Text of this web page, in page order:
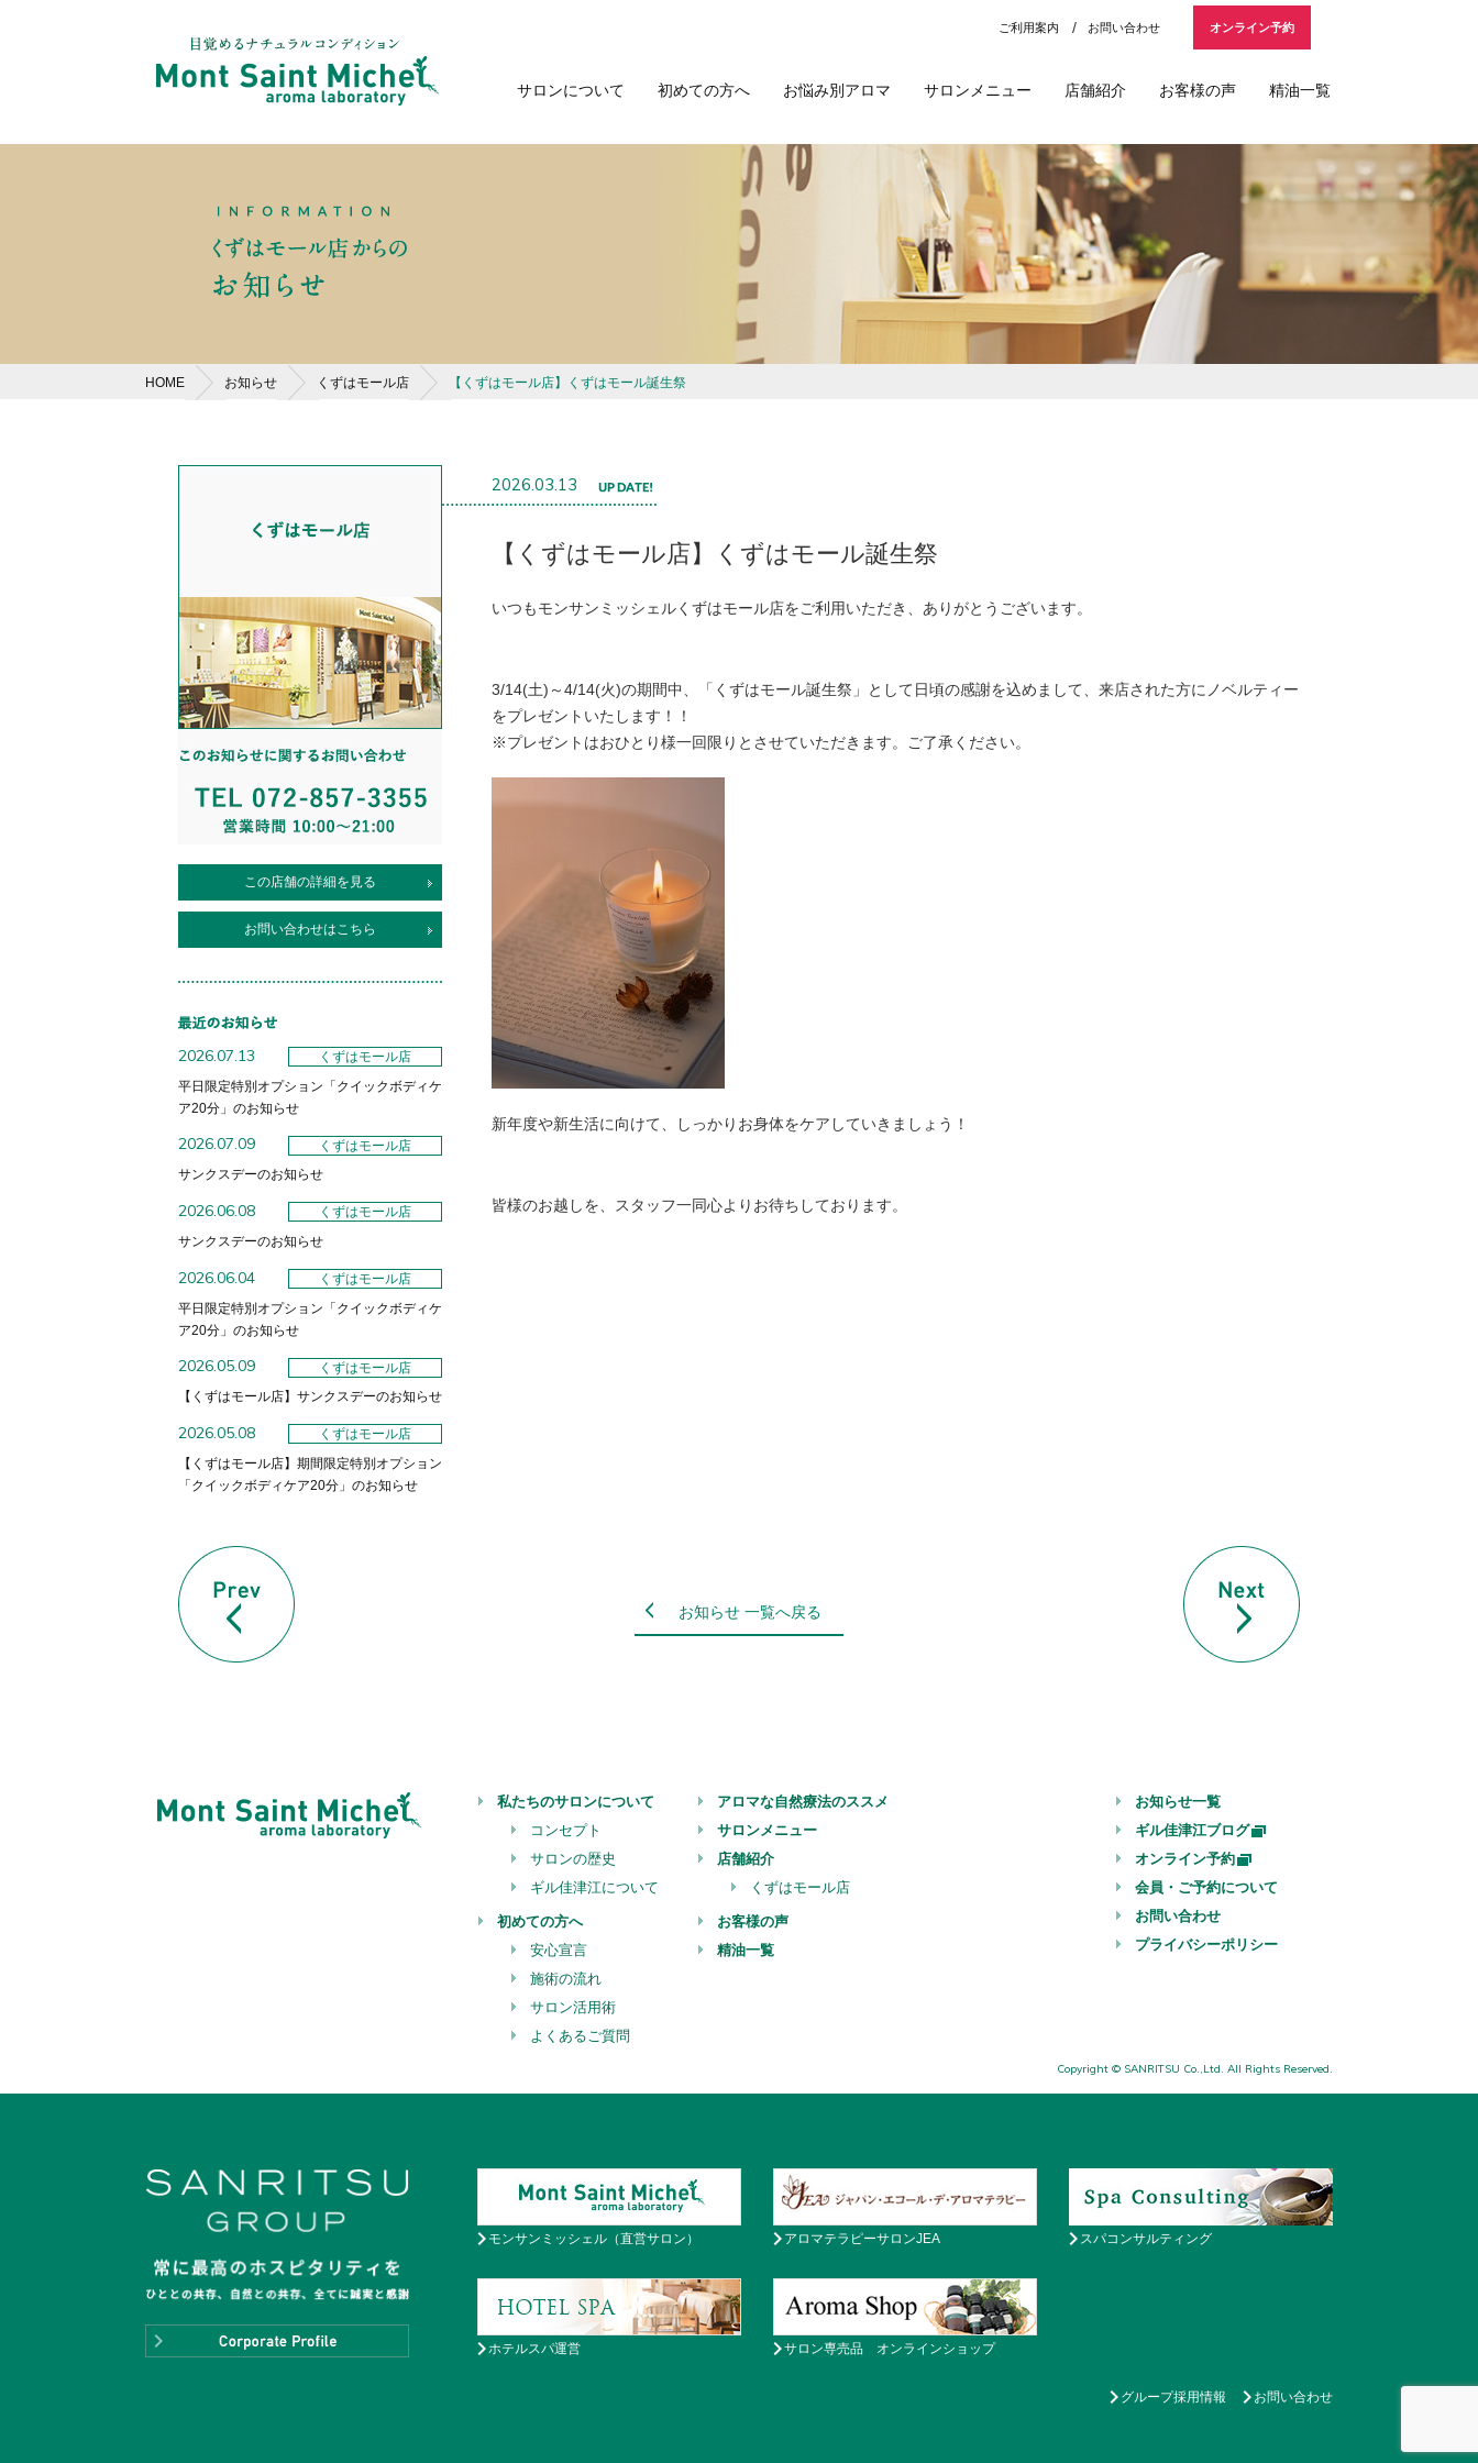
オンライン予約
お問い合わせ
ご利用案内
サロンについて 初めての方へ お悩み別アロマ サロンメニュー 店舗紹介 お客様の声 精油一覧
HOME お知らせ くずはモール店 【くずはモール店】くずはモール誕生祭
2026.03.13
【くずはモール店】くずはモール誕生祭
いつもモンサンミッシェルくずはモール店をご利用いただき、ありがとうございます。
3/14(土)～4/14(火)の期間中、「くずはモール誕生祭」として日頃の感謝を込めまして、来店された方にノベルティー
をプレゼントいたします！！
※プレゼントはおひとり様一回限りとさせていただきます。ご了承ください。
新年度や新生活に向けて、しっかりお身体をケアしていきましょう！
皆様のお越しを、スタッフ一同心よりお待ちしております。
この店舗の詳細を見る
お問い合わせはこちら
2026.07.13
くずはモール店
平日限定特別オプション「クイックボディケ
ア20分」のお知らせ
2026.07.09
くずはモール店
サンクスデーのお知らせ
2026.06.08
くずはモール店
サンクスデーのお知らせ
2026.06.04
くずはモール店
平日限定特別オプション「クイックボディケ
ア20分」のお知らせ
2026.05.09
くずはモール店
【くずはモール店】サンクスデーのお知らせ
2026.05.08
くずはモール店
【くずはモール店】期間限定特別オプション
「クイックボディケア20分」のお知らせ
お知らせ 一覧へ戻る
私たちのサロンについて
コンセプト
サロンの歴史
ギル佳津江について
初めての方へ
安心宣言
施術の流れ
サロン活用術
よくあるご質問
アロマな自然療法のススメ
サロンメニュー
店舗紹介
くずはモール店
お客様の声
精油一覧
お知らせ一覧
ギル佳津江ブログ
オンライン予約
会員・ご予約について
お問い合わせ
プライバシーポリシー
Copyright © SANRITSU Co.,Ltd. All Rights Reserved.
モンサンミッシェル（直営サロン） アロマテラピーサロンJEA スパコンサルティング
ホテルスパ運営 サロン専売品 オンラインショップ
お問い合わせ
グループ採用情報